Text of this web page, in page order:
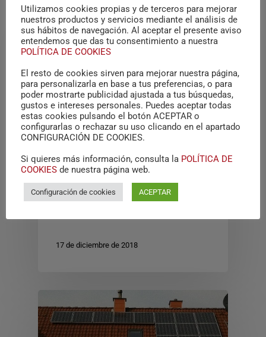
Actualidad Sin categorizar
Nueva ISO 50001: ¿qué
hacer para adaptarse?
17 de diciembre de 2018
Utilizamos cookies propias y de terceros para mejorar
nuestros productos y servicios mediante el análisis de
sus hábitos de navegación. Al aceptar el presente aviso
entendemos que das tu consentimiento a nuestra
POLÍTICA DE COOKIES
El resto de cookies sirven para mejorar nuestra página,
para personalizarla en base a tus preferencias, o para
poder mostrarte publicidad ajustada a tus búsquedas,
gustos e intereses personales. Puedes aceptar todas
estas cookies pulsando el botón ACEPTAR o
configurarlas o rechazar su uso clicando en el apartado
CONFIGURACIÓN DE COOKIES.
Si quieres más información, consulta la POLÍTICA DE
COOKIES de nuestra página web.
Configuración de cookies ACEPTAR